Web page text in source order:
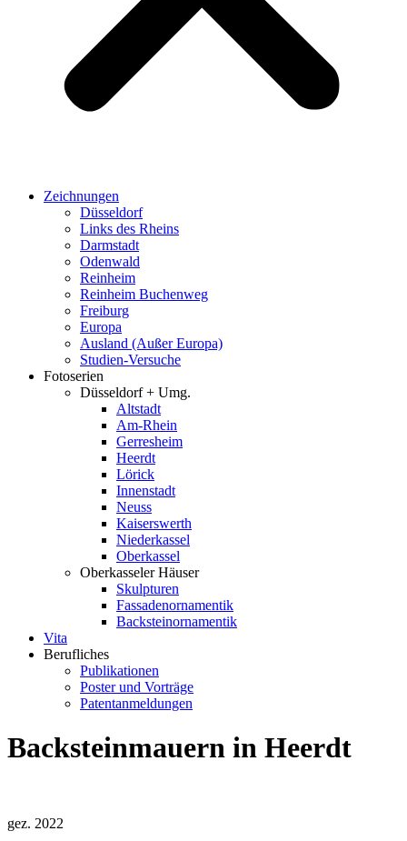
Zeichnungen
Düsseldorf
Links des Rheins
Darmstadt
Odenwald
Reinheim
Reinheim Buchenweg
Freiburg
Europa
Ausland (Außer Europa)
Studien-Versuche
Fotoserien
Düsseldorf + Umg.
Altstadt
Am-Rhein
Gerresheim
Heerdt
Lörick
Innenstadt
Neuss
Kaiserswerth
Niederkassel
Oberkassel
Oberkasseler Häuser
Skulpturen
Fassadenornamentik
Backsteinornamentik
Vita
Berufliches
Publikationen
Poster und Vorträge
Patentanmeldungen
Backsteinmauern in Heerdt
gez. 2022